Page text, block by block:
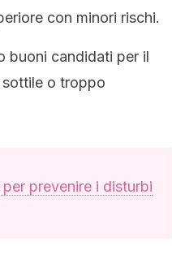
con minori rischi.
buoni candidati per il
sottile o troppo
prevenire i disturbi